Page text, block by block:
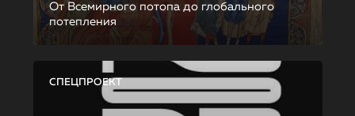
От Всемирного потопа до глобального
потепления
СПЕЦПРОЕКТ